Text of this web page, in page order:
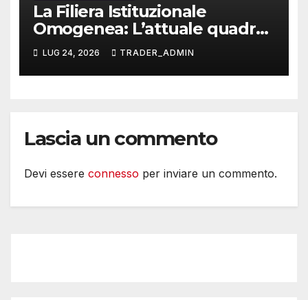
La Filiera Istituzionale
Omogenea: L’attuale quadro
dello Standard Europeo
Armonizzato e il ruolo di E-
Kingteam International
LUG 24, 2026 TRADER_ADMIN
Lascia un commento
Devi essere connesso per inviare un commento.